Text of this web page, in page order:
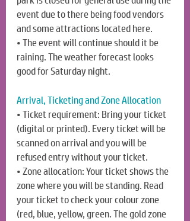
event due to there being food vendors
and some attractions located here.
• The event will continue should it be
raining. The weather forecast looks
good for Saturday night.
Arrival, Ticketing and Zone Allocation
• Ticket requirement: Bring your ticket
(digital or printed). Every ticket will be
scanned on arrival and you will be
refused entry without your ticket.
• Zone allocation: Your ticket shows the
zone where you will be standing. Read
your ticket to check your colour zone
(red, blue, yellow, green. The gold zone